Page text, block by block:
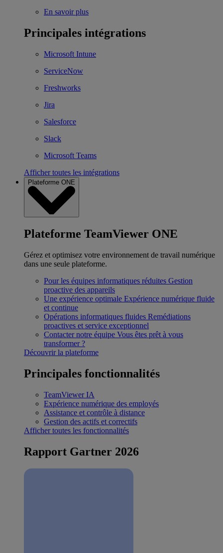
En savoir plus
Principales intégrations
Microsoft Intune
ServiceNow
Freshworks
Jira
Salesforce
Slack
Microsoft Teams
Afficher toutes les intégrations
Plateforme ONE
Plateforme TeamViewer ONE
Gérez et optimisez votre environnement de travail numérique
dans une seule plateforme.
Pour les équipes informatiques réduites Gestion
proactive des appareils
Une expérience optimale Expérience numérique fluide
et continue
Opérations informatiques fluides Remédiations
proactives et service exceptionnel
Contacter notre équipe Vous êtes prêt à vous
transformer ?
Découvrir la plateforme
Principales fonctionnalités
TeamViewer IA
Expérience numérique des employés
Assistance et contrôle à distance
Gestion des actifs et correctifs
Afficher toutes les fonctionnalités
Rapport Gartner 2026